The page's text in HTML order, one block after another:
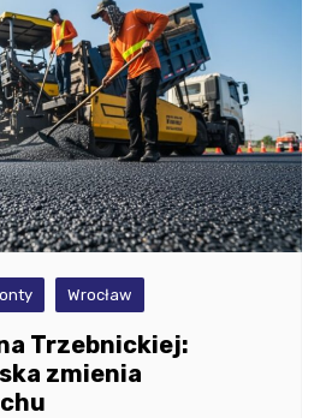
Wrocław
Trzebnickiej:
zmienia